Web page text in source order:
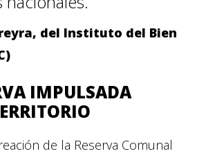
del Instituto del Bien
IMPULSADA
de la Reserva Comunal